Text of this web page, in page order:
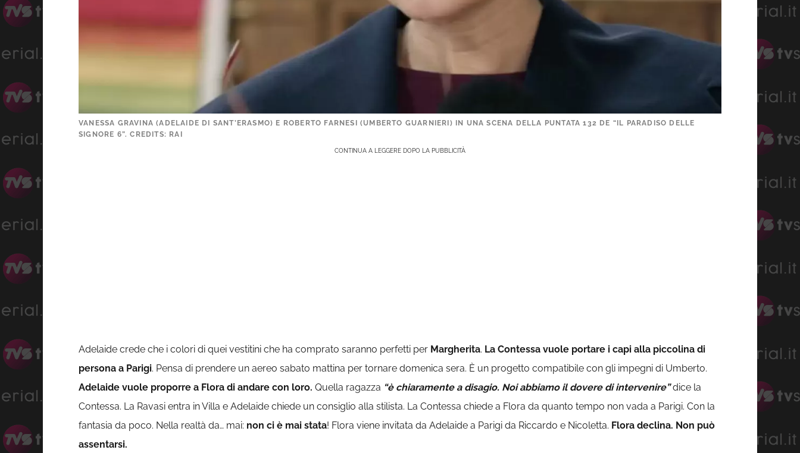
VANESSA GRAVINA (ADELAIDE DI SANT’ERASMO) E ROBERTO FARNESI (UMBERTO GUARNIERI) IN UNA SCENA DELLA PUNTATA 132 DE “IL PARADISO DELLE
SIGNORE 6”. CREDITS: RAI
CONTINUA A LEGGERE DOPO LA PUBBLICITÀ
Adelaide crede che i colori di quei vestitini che ha comprato saranno perfetti per Margherita. La Contessa vuole portare i capi alla piccolina di
persona a Parigi. Pensa di prendere un aereo sabato mattina per tornare domenica sera. È un progetto compatibile con gli impegni di Umberto.
Adelaide vuole proporre a Flora di andare con loro. Quella ragazza “è chiaramente a disagio. Noi abbiamo il dovere di intervenire” dice la
Contessa. La Ravasi entra in Villa e Adelaide chiede un consiglio alla stilista. La Contessa chiede a Flora da quanto tempo non vada a Parigi. Con la
fantasia da poco. Nella realtà da… mai: non ci è mai stata! Flora viene invitata da Adelaide a Parigi da Riccardo e Nicoletta. Flora declina. Non può
assentarsi.